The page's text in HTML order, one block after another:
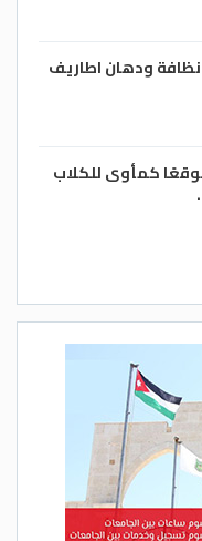
ودهان اطاريف
كمأوى للكلاب